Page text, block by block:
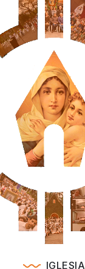
IGLESIA